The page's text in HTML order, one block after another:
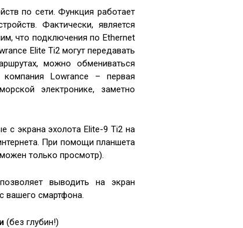
по сети. Функция работает
Фактически, является
что подключения по Ethernet
Elite Ti2 могут передавать
можно обмениваться
Lowrance – первая
электронике, заметно
с экрана эхолота Elite-9 Ti2 на
При помощи планшета
только просмотр).
выводить на экран
вашего смартфона.
(без глубин!)